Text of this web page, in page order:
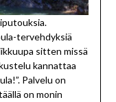
tervehdyksiä
sitten missä
kannattaa
Palvelu on
on monin